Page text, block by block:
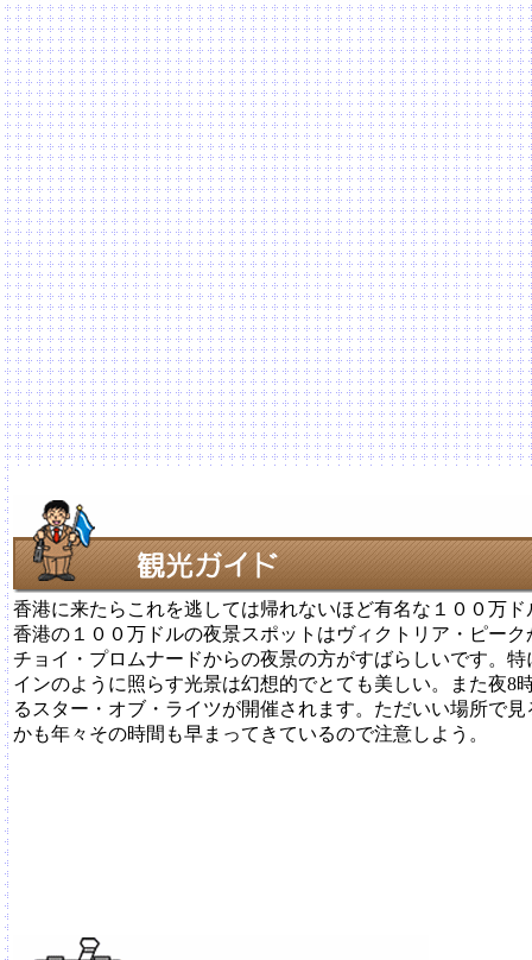
香港に来たらこれを逃しては帰れないほど有名な１００万ド
香港の１００万ドルの夜景スポットはヴィクトリア・ピー
チョイ・プロムナードからの夜景の方がすばらしいです。
インのように照らす光景は幻想的でとても美しい。また夜8
るスター・オブ・ライツが開催されます。ただいい場所で
かも年々その時間も早まってきているので注意しよう。